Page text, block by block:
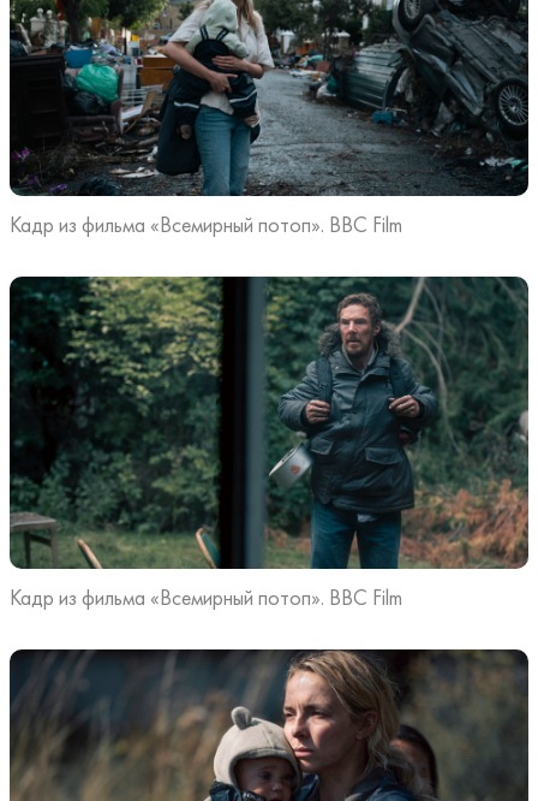
Кадр из фильма «Всемирный потоп». BBC Film
Кадр из фильма «Всемирный потоп». BBC Film